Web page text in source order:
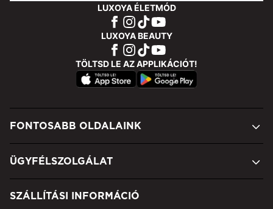
LUXOYA ÉLETMÓD
LUXOYA BEAUTY
TÖLTSD LE AZ APPLIKÁCIÓT!
FONTOSABB OLDALAINK
ÜGYFÉLSZOLGÁLAT
SZÁLLÍTÁSI INFORMÁCIÓ